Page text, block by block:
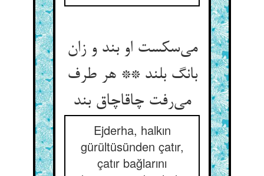
می‌سکست او بند و زان
بانگ بلند ** هر طرف
می‌رفت چاقاچاق بند
Ejderha, halkın
gürültüsünden çatır,
çatır bağlarını